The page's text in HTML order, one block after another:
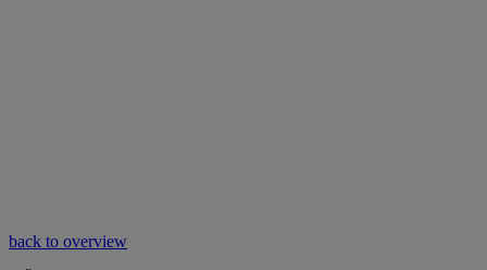
back to overview